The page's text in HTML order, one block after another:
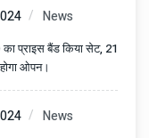
News
प्राइस बैंड किया सेट, 21
ओपन।
News